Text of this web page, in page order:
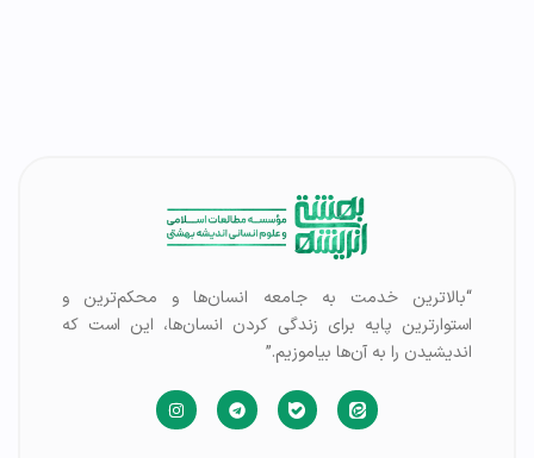
“بالاترین خدمت به جامعه انسان‌ها و محکم‌ترین و
استوارترین پایه برای زندگی کردن انسان‌ها، این است که
اندیشیدن را به آن‌ها بیاموزیم.”